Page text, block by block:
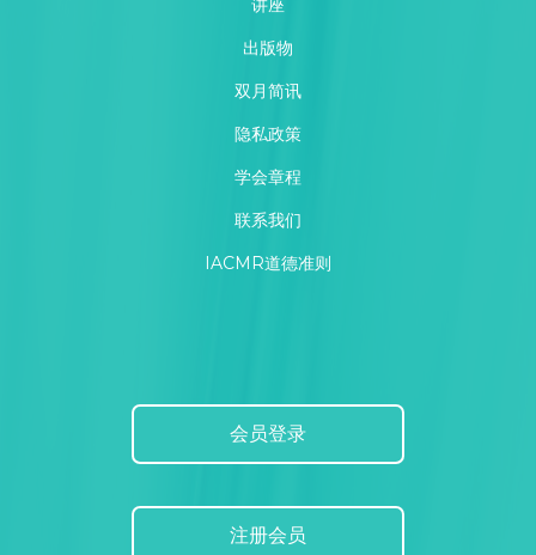
讲座
出版物
双月简讯
隐私政策
学会章程
联系我们
IACMR道德准则
会员登录
注册会员